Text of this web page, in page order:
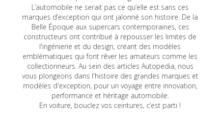
L’automobile ne serait pas ce qu’elle est sans ces
marques d’exception qui ont jalonné son histoire. De la
Belle Époque aux supercars contemporaines, ces
constructeurs ont contribué à repousser les limites de
l'ingénierie et du design, créant des modèles
emblématiques qui font rêver les amateurs comme les
collectionneurs. Au sein des articles Autopedia, nous
vous plongeons dans l'histoire des grandes marques et
modèles d'exception, pour un voyage entre innovation,
performance et héritage automobile.
En voiture, bouclez vos ceintures, c’est parti !